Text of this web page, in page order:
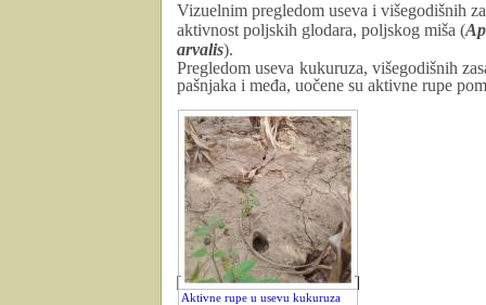
Vizuelnim pregledom useva i višegodišnih
aktivnost poljskih glodara, poljskog miša (
arvalis).
Pregledom useva kukuruza, višegodišnih
pašnjaka i međa, uočene su aktivne rupe
Aktivne rupe u usevu kukuruza